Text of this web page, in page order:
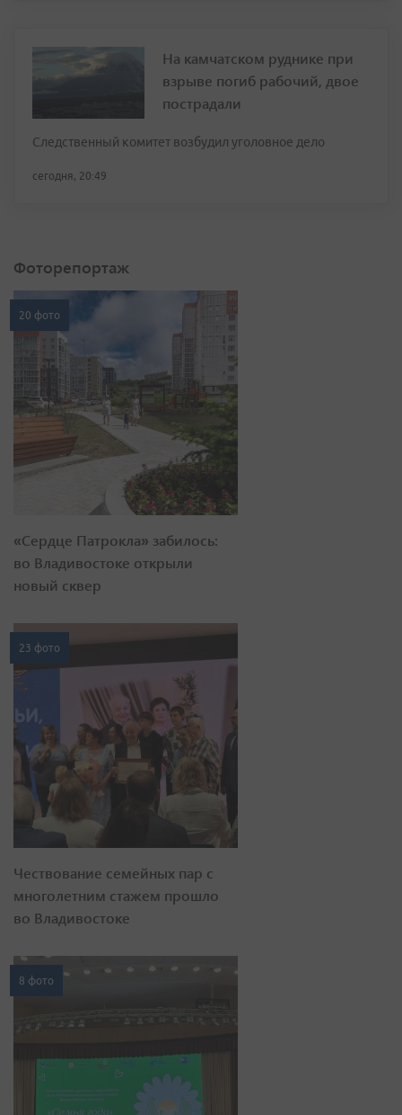
На камчатском руднике при
взрыве погиб рабочий, двое
пострадали
Следственный комитет возбудил уголовное дело
сегодня, 20:49
Фоторепортаж
20 фото
«Сердце Патрокла» забилось:
во Владивостоке открыли
новый сквер
23 фото
Чествование семейных пар с
многолетним стажем прошло
во Владивостоке
8 фото